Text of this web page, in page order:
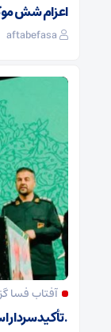
اعزام شش
aftabefasa
آفتاب فسا
. تأکید